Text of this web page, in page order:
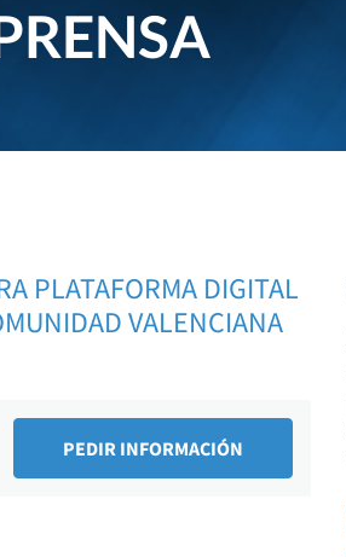
PLATAFORMA DIGITAL
VALENCIANA